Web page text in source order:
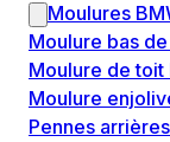
Moulures
Moulure bas
Moulure de toit
Moulure
Pennes